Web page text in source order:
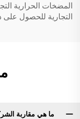
المضخات الحرارية
التجارية للحصول
ما هي مقاربة